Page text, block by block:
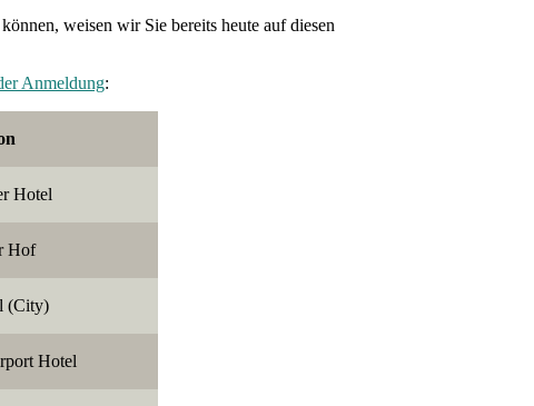
weisen wir Sie bereits heute auf diesen
Anmeldung:
Hotel
Hof
(City)
Hotel